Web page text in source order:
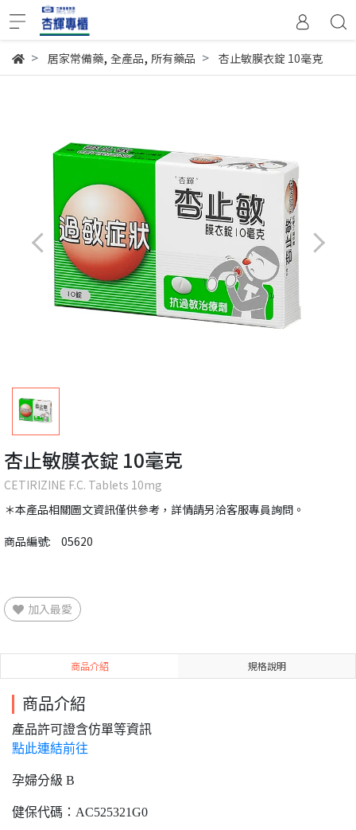
居家常備藥, 全產品, 所有藥品 杏止敏膜衣錠 10毫克
杏止敏膜衣錠 10毫克
CETIRIZINE F.C. Tablets 10mg
＊本產品相關圖文資訊僅供參考，詳情請另洽客服專員詢問。
商品編號:
05620
加入最愛
商品介紹 規格說明
商品介紹
產品許可證含仿單等資訊
點此連結前往
孕婦分級 B
健保代碼：AC525321G0